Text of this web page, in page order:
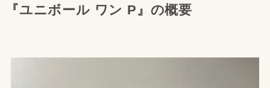
『ユニボール ワン P』の概要